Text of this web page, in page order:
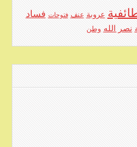
عروبة عنف فتوحات فساد
نصر الله وطن